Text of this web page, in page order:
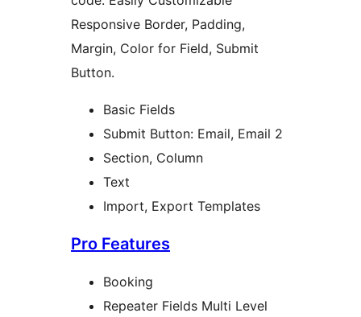
Responsive Border, Padding,
Margin, Color for Field, Submit
Button.
Basic Fields
Submit Button: Email, Email 2
Section, Column
Text
Import, Export Templates
Pro Features
Booking
Repeater Fields Multi Level